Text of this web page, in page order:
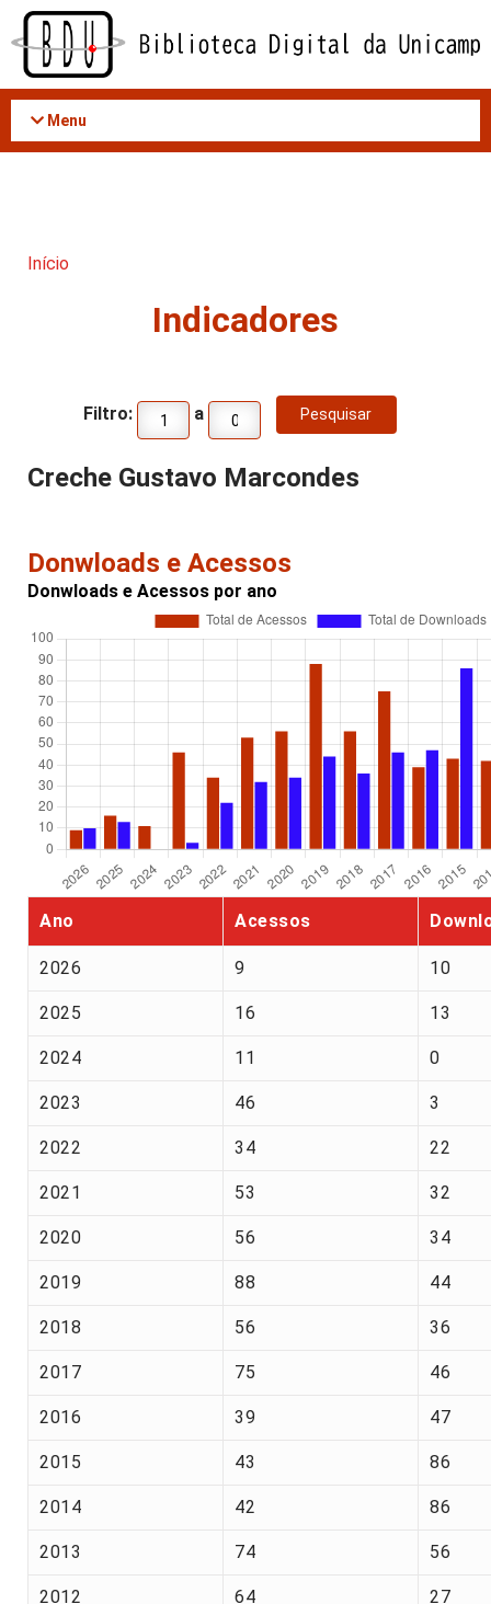
Acessar
conteúdo
Menu
Início
Indicadores
Filtro: a
Creche Gustavo Marcondes
Donwloads e Acessos
Donwloads e Acessos por ano
Ano Acessos
2026 9 10
2025 16 13
2024 11 0
2023 46 3
2022 34 22
2021 53 32
2020 56 34
2019 88 44
2018 56 36
2017 75 46
2016 39 47
2015 43 86
2014 42 86
2013 74 56
2012 64 27